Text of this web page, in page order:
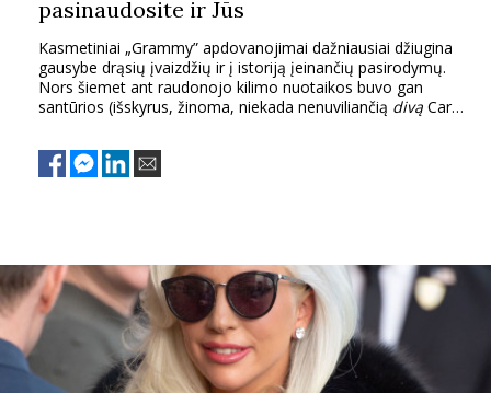
pasinaudosite ir Jūs
Kasmetiniai „Grammy” apdovanojimai dažniausiai džiugina
gausybe drąsių įvaizdžių ir į istoriją įeinančių pasirodymų.
Nors šiemet ant raudonojo kilimo nuotaikos buvo gan
santūrios (išskyrus, žinoma, niekada nenuviliančią divąCardi